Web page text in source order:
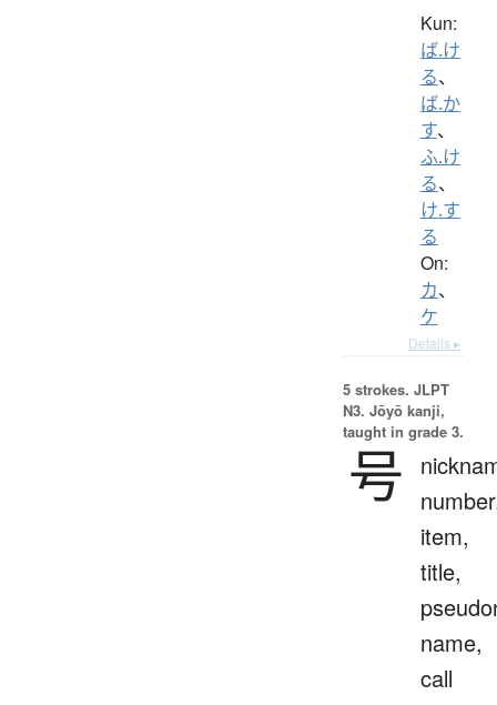
Kun:
ば.け
る、
ば.か
す、
ふ.け
る、
け.す
る
On:
カ、
ケ
Details ▸
5 strokes. JLPT
N3. Jōyō kanji,
taught in grade 3.
号
item,
title,
name,
call